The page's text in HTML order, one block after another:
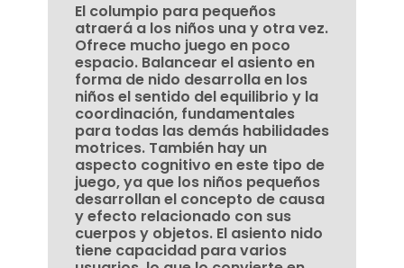
El columpio para pequeños
atraerá a los niños una y otra vez.
Ofrece mucho juego en poco
espacio. Balancear el asiento en
forma de nido desarrolla en los
niños el sentido del equilibrio y la
coordinación, fundamentales
para todas las demás habilidades
motrices. También hay un
aspecto cognitivo en este tipo de
juego, ya que los niños pequeños
desarrollan el concepto de causa
y efecto relacionado con sus
cuerpos y objetos. El asiento nido
tiene capacidad para varios